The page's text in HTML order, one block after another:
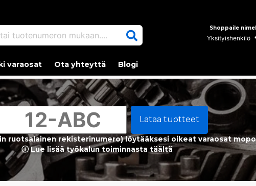
mukaan.... Shoppaile
varaosat Ota yhteyttä Blogi
Lataa tuotteet
ruotsalainen rekisterinumero) löytääksesi oikeat varaosat
ⓘ Lue lisää työkalun toiminnasta täältä